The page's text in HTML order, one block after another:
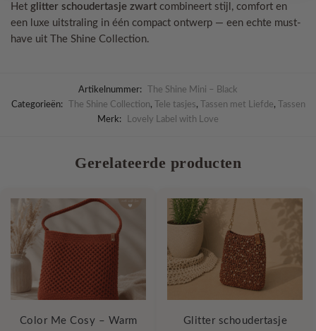
Het glitter schoudertasje zwart combineert stijl, comfort en
een luxe uitstraling in één compact ontwerp — een echte must-
have uit The Shine Collection.
Artikelnummer:
The Shine Mini – Black
Categorieën:
The Shine Collection, Tele tasjes, Tassen met Liefde,
Tassen
Merk:
Lovely Label with Love
Gerelateerde producten
Color Me Cosy – Warm
Glitter schoudertasje